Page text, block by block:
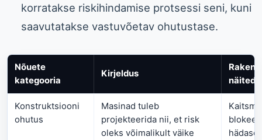
korratakse riskihindamise protsessi seni, kuni
saavutatakse vastuvõetav ohutustase.
Nõuete
kategooria
Kirjeldus
näited
Konstruktsiooni
ohutus
Masinad tuleb
projekteerida nii, et risk
oleks võimalikult väike